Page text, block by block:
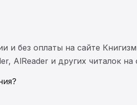
и без оплаты на сайте
AlReader и других читалок